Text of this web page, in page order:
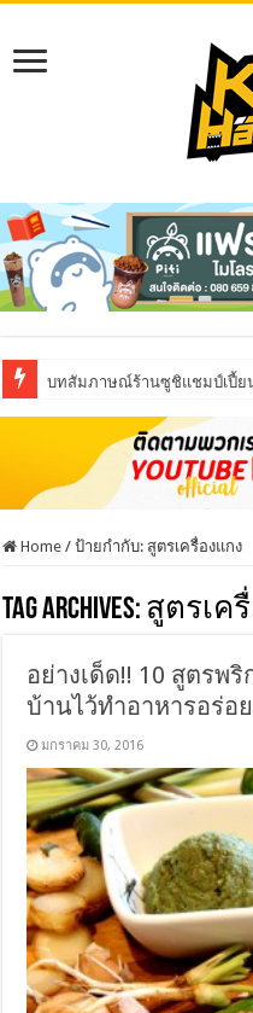
บทสัมภาษณ์ร้านซูชิแชมป์เปี้ย
Home / ป้ายกำกับ: สูตรเครื่องแกง
Tag Archives: สูตรเค
อย่างเด็ด!! 10 สูตรพ
บ้านไว้ทำอาหารอร่อ
มกราคม 30, 2016